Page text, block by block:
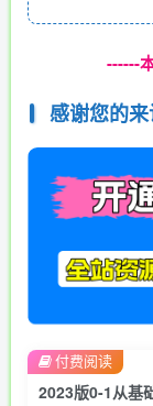
------
感谢您的来
2023版0-1从基
付费阅读